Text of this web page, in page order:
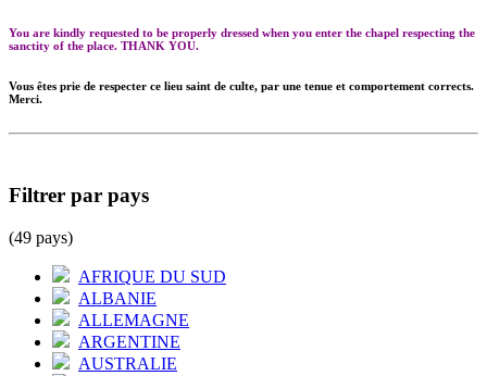
You are kindly requested to be properly dressed when you enter the chapel respecting the
sanctity of the place. THANK YOU.
Vous êtes prie de respecter ce lieu saint de culte, par une tenue et comportement corrects.
Merci.
Filtrer par pays
(49 pays)
AFRIQUE DU SUD
ALBANIE
ALLEMAGNE
ARGENTINE
AUSTRALIE